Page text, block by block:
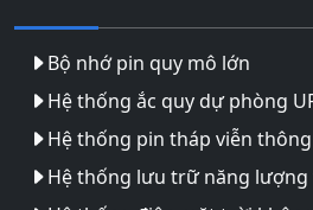
Bộ nhớ pin quy mô lớn
Hệ thống ắc quy dự phòng
Hệ thống pin tháp viễn thông
Hệ thống lưu trữ năng lượng